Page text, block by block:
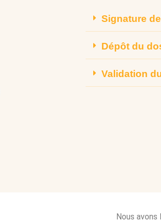
Signature
Dépôt du
Validation
Nous avons